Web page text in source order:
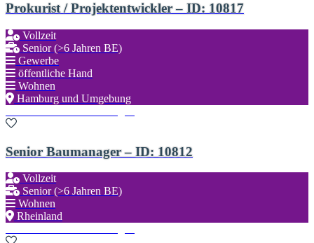
Prokurist / Projektentwickler – ID: 10817
Vollzeit
Senior (>6 Jahren BE)
Gewerbe
öffentliche Hand
Wohnen
Hamburg und Umgebung
Senior Baumanager – ID: 10812
Vollzeit
Senior (>6 Jahren BE)
Wohnen
Rheinland